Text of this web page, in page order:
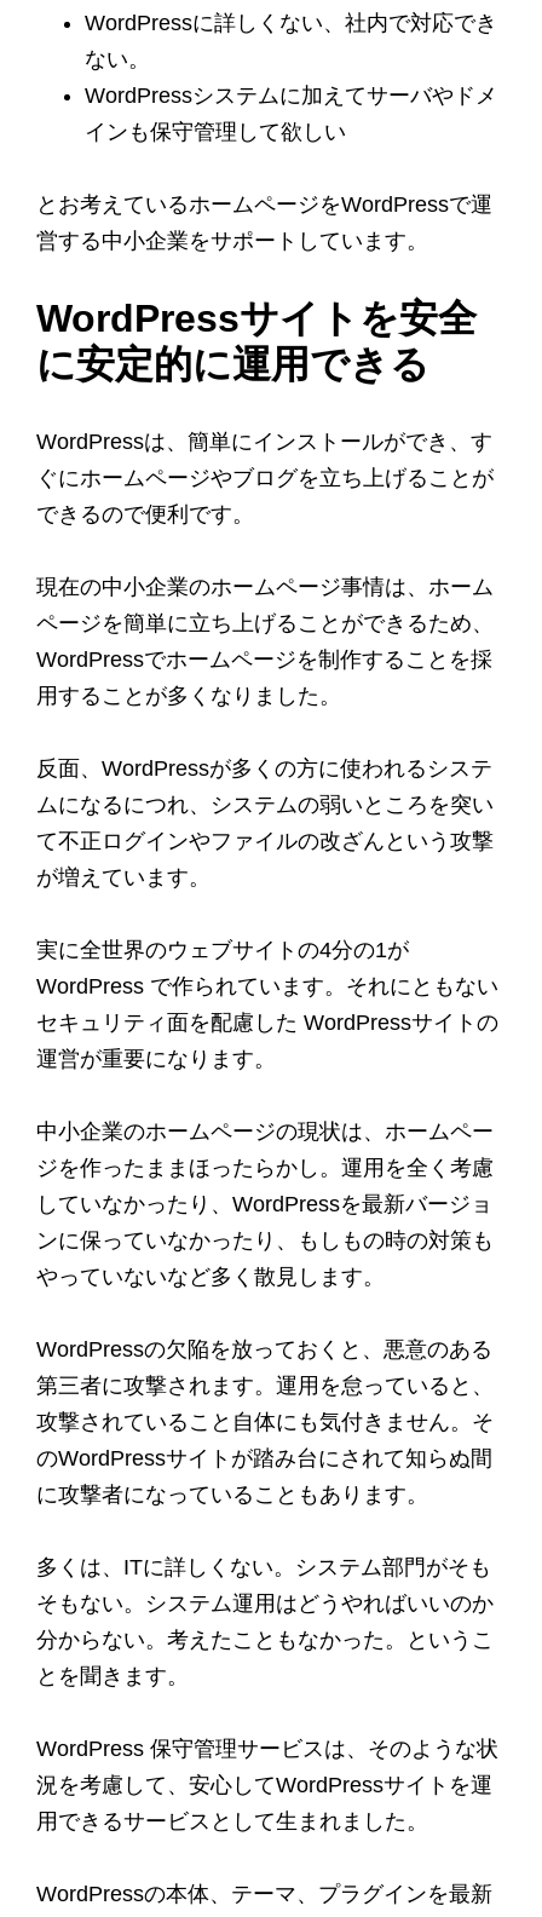
WordPressに詳しくない、社内で対応でき
ない。
WordPressシステムに加えてサーバやドメ
インも保守管理して欲しい
とお考えているホームページをWordPressで運
営する中小企業をサポートしています。
WordPressサイトを安全
に安定的に運用できる
WordPressは、簡単にインストールができ、す
ぐにホームページやブログを立ち上げることが
できるので便利です。
現在の中小企業のホームページ事情は、ホーム
ページを簡単に立ち上げることができるため、
WordPressでホームページを制作することを採
用することが多くなりました。
反面、WordPressが多くの方に使われるシステ
ムになるにつれ、システムの弱いところを突い
て不正ログインやファイルの改ざんという攻撃
が増えています。
実に全世界のウェブサイトの4分の1が
WordPress で作られています。それにともない
セキュリティ面を配慮した WordPressサイトの
運営が重要になります。
中小企業のホームページの現状は、ホームペー
ジを作ったままほったらかし。運用を全く考慮
していなかったり、WordPressを最新バージョ
ンに保っていなかったり、もしもの時の対策も
やっていないなど多く散見します。
WordPressの欠陥を放っておくと、悪意のある
第三者に攻撃されます。運用を怠っていると、
攻撃されていること自体にも気付きません。そ
のWordPressサイトが踏み台にされて知らぬ間
に攻撃者になっていることもあります。
多くは、ITに詳しくない。システム部門がそも
そもない。システム運用はどうやればいいのか
分からない。考えたこともなかった。というこ
とを聞きます。
WordPress 保守管理サービスは、そのような状
況を考慮して、安心してWordPressサイトを運
用できるサービスとして生まれました。
WordPressの本体、テーマ、プラグインを最新